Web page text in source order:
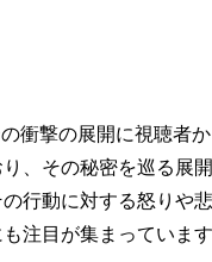
衝撃の展開に視聴者
、その秘密を巡る展
行動に対する怒りや
注目が集まっています